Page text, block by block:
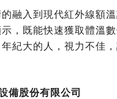
融入到現代紅外線額
，既能快速獲取體溫
紀大的人，視力不佳
備股份有限公司